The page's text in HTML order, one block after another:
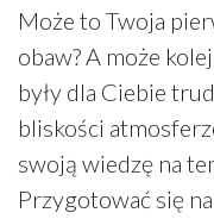
Może to Twoja
obaw? A może
były dla Ciebie
bliskości
swoją wiedzę na
Przygotować się